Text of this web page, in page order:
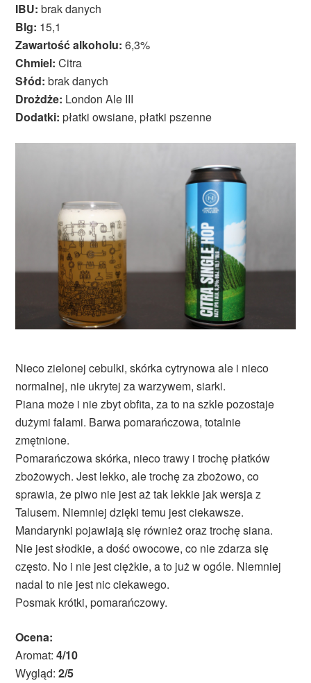
IBU: brak danych
Blg: 15,1
Zawartość alkoholu: 6,3%
Chmiel: Citra
Słód: brak danych
Drożdże: London Ale III
Dodatki: płatki owsiane, płatki pszenne
Nieco zielonej cebulki, skórka cytrynowa ale i nieco
normalnej, nie ukrytej za warzywem, siarki.
Piana może i nie zbyt obfita, za to na szkle pozostaje
dużymi falami. Barwa pomarańczowa, totalnie
zmętnione.
Pomarańczowa skórka, nieco trawy i trochę płatków
zbożowych. Jest lekko, ale trochę za zbożowo, co
sprawia, że piwo nie jest aż tak lekkie jak wersja z
Talusem. Niemniej dzięki temu jest ciekawsze.
Mandarynki pojawiają się również oraz trochę siana.
Nie jest słodkie, a dość owocowe, co nie zdarza się
często. No i nie jest ciężkie, a to już w ogóle. Niemniej
nadal to nie jest nic ciekawego.
Posmak krótki, pomarańczowy.
Ocena:
Aromat:4/10
Wygląd:2/5